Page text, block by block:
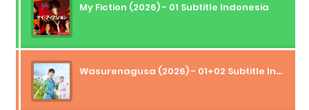
My Fiction (2026) - 01 Subtitle Indonesia
Wasurenagusa (2026) - 01+02 Subtitle Indonesia